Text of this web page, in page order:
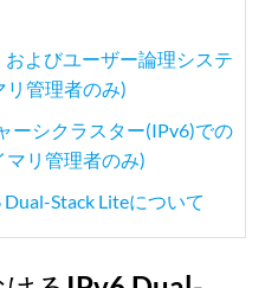
よびユーザー論理システ
リ管理者のみ)
ーシクラスター(IPv6)での
リ管理者のみ)
Stack Liteについて